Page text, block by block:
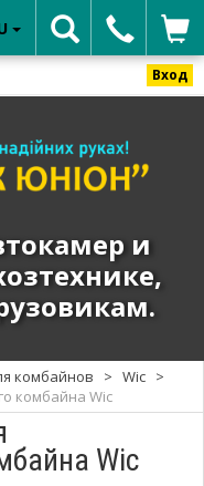
Вход
и
комбайнов > Wic >
комбайна Wic
Wic